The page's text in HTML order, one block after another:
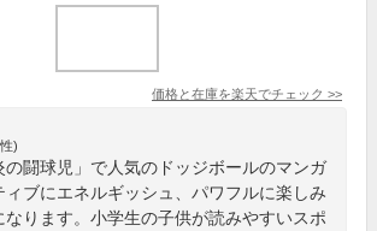
価格と在庫を楽天でチェック >>
)
の闘球児」で人気のドッジボールのマンガ
ィブにエネルギッシュ、パワフルに楽しみ
なります。小学生の子供が読みやすいスポ